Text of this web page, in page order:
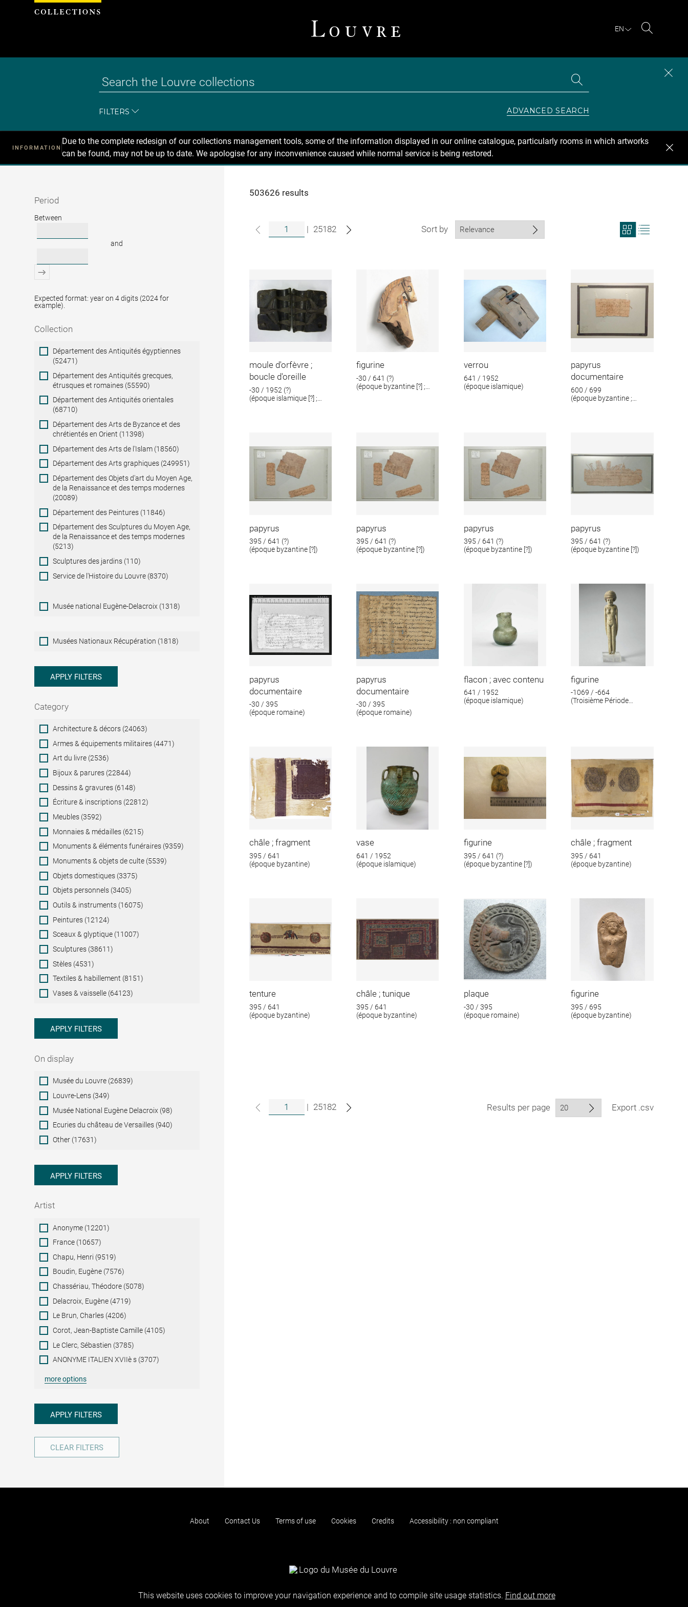
EN
FILTERS ADVANCED SEARCH
INFORMATION
Due to the complete redesign of our collections management tools, some of the information displayed in our online catalogue, particularly rooms in which artworks
can be found, may not be up to date. We apologise for any inconvenience caused while normal service is being restored.
Recherche
Period
Period
Between
and
Expected format: year on 4 digits (2024 for
example).
Collection
Collection
Département des Antiquités égyptiennes
(52471)
Département des Antiquités grecques,
étrusques et romaines (55590)
Département des Antiquités orientales
(68710)
Département des Arts de Byzance et des
chrétientés en Orient (11398)
Département des Arts de l'Islam (18560)
Département des Arts graphiques (249951)
Département des Objets d'art du Moyen Age,
de la Renaissance et des temps modernes
(20089)
Département des Peintures (11846)
Département des Sculptures du Moyen Age,
de la Renaissance et des temps modernes
(5213)
Sculptures des jardins (110)
Service de l'Histoire du Louvre (8370)
Musée national Eugène-Delacroix (1318)
Musées
Nationaux
Musées Nationaux Récupération (1818)
APPLY FILTERS
Category
Category
Architecture & décors (24063)
Armes & équipements militaires (4471)
Art du livre (2536)
Bijoux & parures (22844)
Dessins & gravures (6148)
Écriture & inscriptions (22812)
Meubles (3592)
Monnaies & médailles (6215)
Monuments & éléments funéraires (9359)
Monuments & objets de culte (5539)
Objets domestiques (3375)
Objets personnels (3405)
Outils & instruments (16075)
Peintures (12124)
Sceaux & glyptique (11007)
Sculptures (38611)
Stèles (4531)
Textiles & habillement (8151)
Vases & vaisselle (64123)
APPLY FILTERS
On display
On
display
Musée du Louvre (26839)
Louvre-Lens (349)
Musée National Eugène Delacroix (98)
Ecuries du château de Versailles (940)
Other (17631)
APPLY FILTERS
Artist
ArtistAnonyme (12201)
France (10657)
Chapu, Henri (9519)
Boudin, Eugène (7576)
Chassériau, Théodore (5078)
Delacroix, Eugène (4719)
Le Brun, Charles (4206)
Corot, Jean-Baptiste Camille (4105)
Le Clerc, Sébastien (3785)
ANONYME ITALIEN XVIIè s (3707)
more options
APPLY FILTERS
CLEAR FILTERS
503626 results
| 25182 Sort by
View
search
moule d'orfèvre ;
boucle d'oreille
-30 / 1952 (?)
(époque islamique [?] ;
figurine
-30 / 641 (?)
(époque byzantine [?] ;
verrou
641 / 1952
(époque islamique)
papyrus
documentaire
600 / 699
(époque byzantine ;
papyrus
395 / 641 (?)
(époque byzantine [?])
papyrus
395 / 641 (?)
(époque byzantine [?])
papyrus
395 / 641 (?)
(époque byzantine [?])
papyrus
395 / 641 (?)
(époque byzantine [?])
papyrus
documentaire
-30 / 395
(époque romaine)
papyrus
documentaire
-30 / 395
(époque romaine)
flacon ; avec contenu
641 / 1952
(époque islamique)
figurine
-1069 / -664
(Troisième Période
châle ; fragment
395 / 641
(époque byzantine)
vase
641 / 1952
(époque islamique)
figurine
395 / 641 (?)
(époque byzantine [?])
châle ; fragment
395 / 641
(époque byzantine)
tenture
395 / 641
(époque byzantine)
châle ; tunique
395 / 641
(époque byzantine)
plaque
-30 / 395
(époque romaine)
figurine
395 / 695
(époque byzantine)
| 25182 Results per page Export .csv
About Contact Us Terms of use Cookies Credits Accessibility : non compliant
Cookies management panel
This website uses cookies to improve your navigation experience and to compile site usage statistics. Find out more